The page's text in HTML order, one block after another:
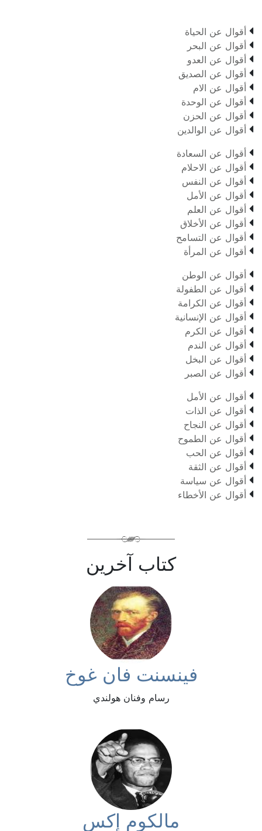
 أقوال عن الحياة
 أقوال عن البحر
 أقوال عن العدو
 أقوال عن الصديق
 أقوال عن الام
 أقوال عن الوحدة
 أقوال عن الحزن
 أقوال عن الوالدين
 أقوال عن السعادة
 أقوال عن الاحلام
 أقوال عن النفس
 أقوال عن الأمل
 أقوال عن العلم
 أقوال عن الأخلاق
 أقوال عن التسامح
 أقوال عن المرأة
 أقوال عن الوطن
 أقوال عن الطفولة
 أقوال عن الكرامة
 أقوال عن الإنسانية
 أقوال عن الكرم
 أقوال عن الندم
 أقوال عن البخل
 أقوال عن الصبر
 أقوال عن الأمل
 أقوال عن الذات
 أقوال عن النجاح
 أقوال عن الطموح
 أقوال عن الحب
 أقوال عن الثقة
 أقوال عن سياسة
 أقوال عن الأخطاء
كتاب آخرين
فينسنت فان غوخ
رسام وفنان هولندي
مالكوم إكس